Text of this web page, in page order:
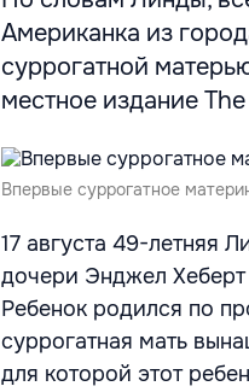
Американка из
суррогатной
местное издание
Впервые суррогатное
17 августа 49-летняя
дочери Энджел
Ребенок родился по
суррогатная мать
для которой этот